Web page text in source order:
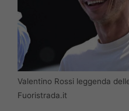
Valentino Rossi leggenda
Fuoristrada.it